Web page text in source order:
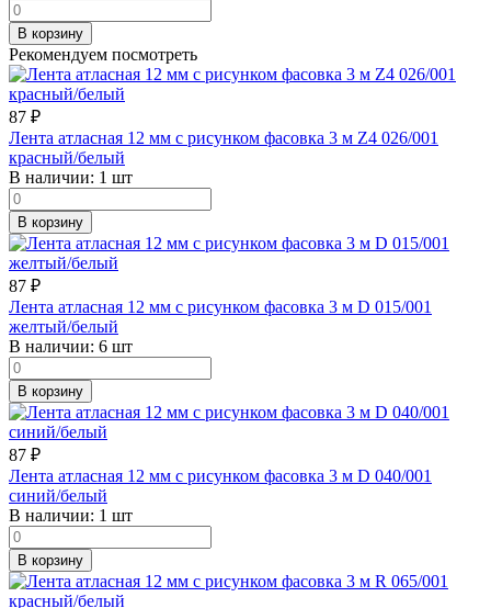
В корзину
Рекомендуем посмотреть
87 ₽
Лента атласная 12 мм с рисунком фасовка 3 м Z4 026/001
красный/белый
В наличии: 1 шт
В корзину
87 ₽
Лента атласная 12 мм с рисунком фасовка 3 м D 015/001
желтый/белый
В наличии: 6 шт
В корзину
87 ₽
Лента атласная 12 мм с рисунком фасовка 3 м D 040/001
синий/белый
В наличии: 1 шт
В корзину